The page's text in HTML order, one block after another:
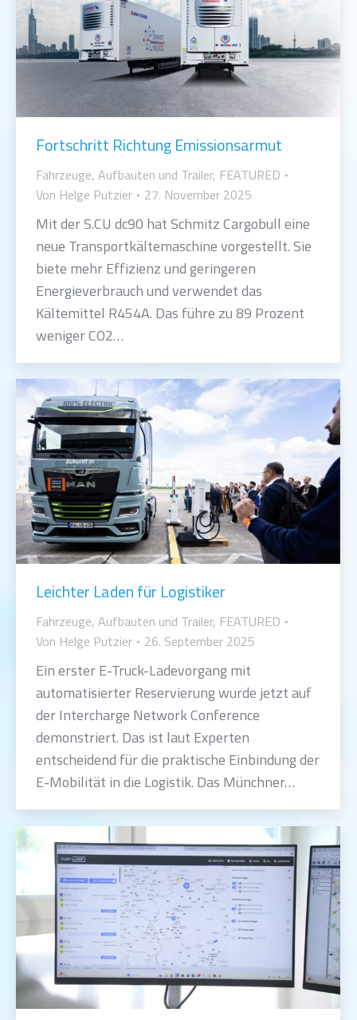
Fortschritt Richtung Emissionsarmut
Fahrzeuge, Aufbauten und Trailer, FEATURED
Von Helge Putzier 27. November 2025
Mit der S.CU dc90 hat Schmitz Cargobull eine
neue Transportkältemaschine vorgestellt. Sie
biete mehr Effizienz und geringeren
Energieverbrauch und verwendet das
Kältemittel R454A. Das führe zu 89 Prozent
weniger CO2…
Leichter Laden für Logistiker
Fahrzeuge, Aufbauten und Trailer, FEATURED
Von Helge Putzier 26. September 2025
Ein erster E-Truck-Ladevorgang mit
automatisierter Reservierung wurde jetzt auf
der Intercharge Network Conference
demonstriert. Das ist laut Experten
entscheidend für die praktische Einbindung der
E-Mobilität in die Logistik. Das Münchner…